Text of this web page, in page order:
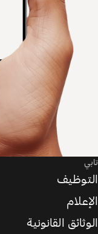
تابي
التوظيف
الإعلام
الوثائق القانونية